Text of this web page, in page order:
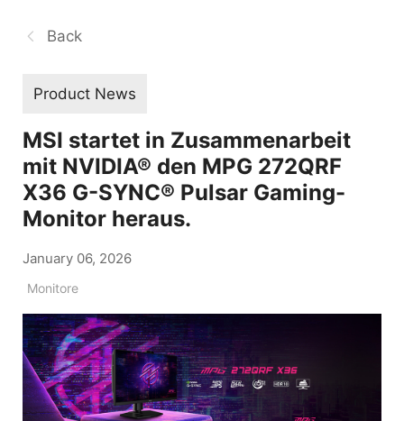
Back
Product News
MSI startet in Zusammenarbeit
mit NVIDIA® den MPG 272QRF
X36 G-SYNC® Pulsar Gaming-
Monitor heraus.
January 06, 2026
Monitore